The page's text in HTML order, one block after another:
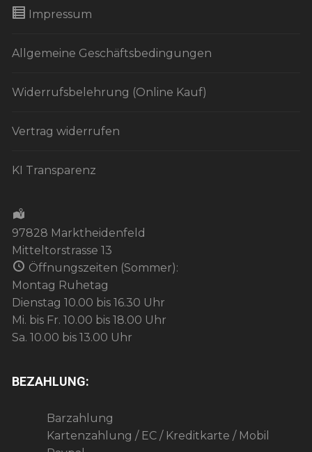
Impressum
Allgemeine Geschäftsbedingungen
Widerrufsbelehrung (Online Kauf)
Vertrag widerrufen
KI Transparenz
97828 Marktheidenfeld
Mitteltorstrasse 13
Öffnungszeiten (Sommer):
Montag Ruhetag
Dienstag 10.00 bis 16.30 Uhr
Mi. bis Fr. 10.00 bis 18.00 Uhr
Sa. 10.00 bis 13.00 Uhr
BEZAHLUNG:
Barzahlung
Kartenzahlung / EC / Kreditkarte / Mobil